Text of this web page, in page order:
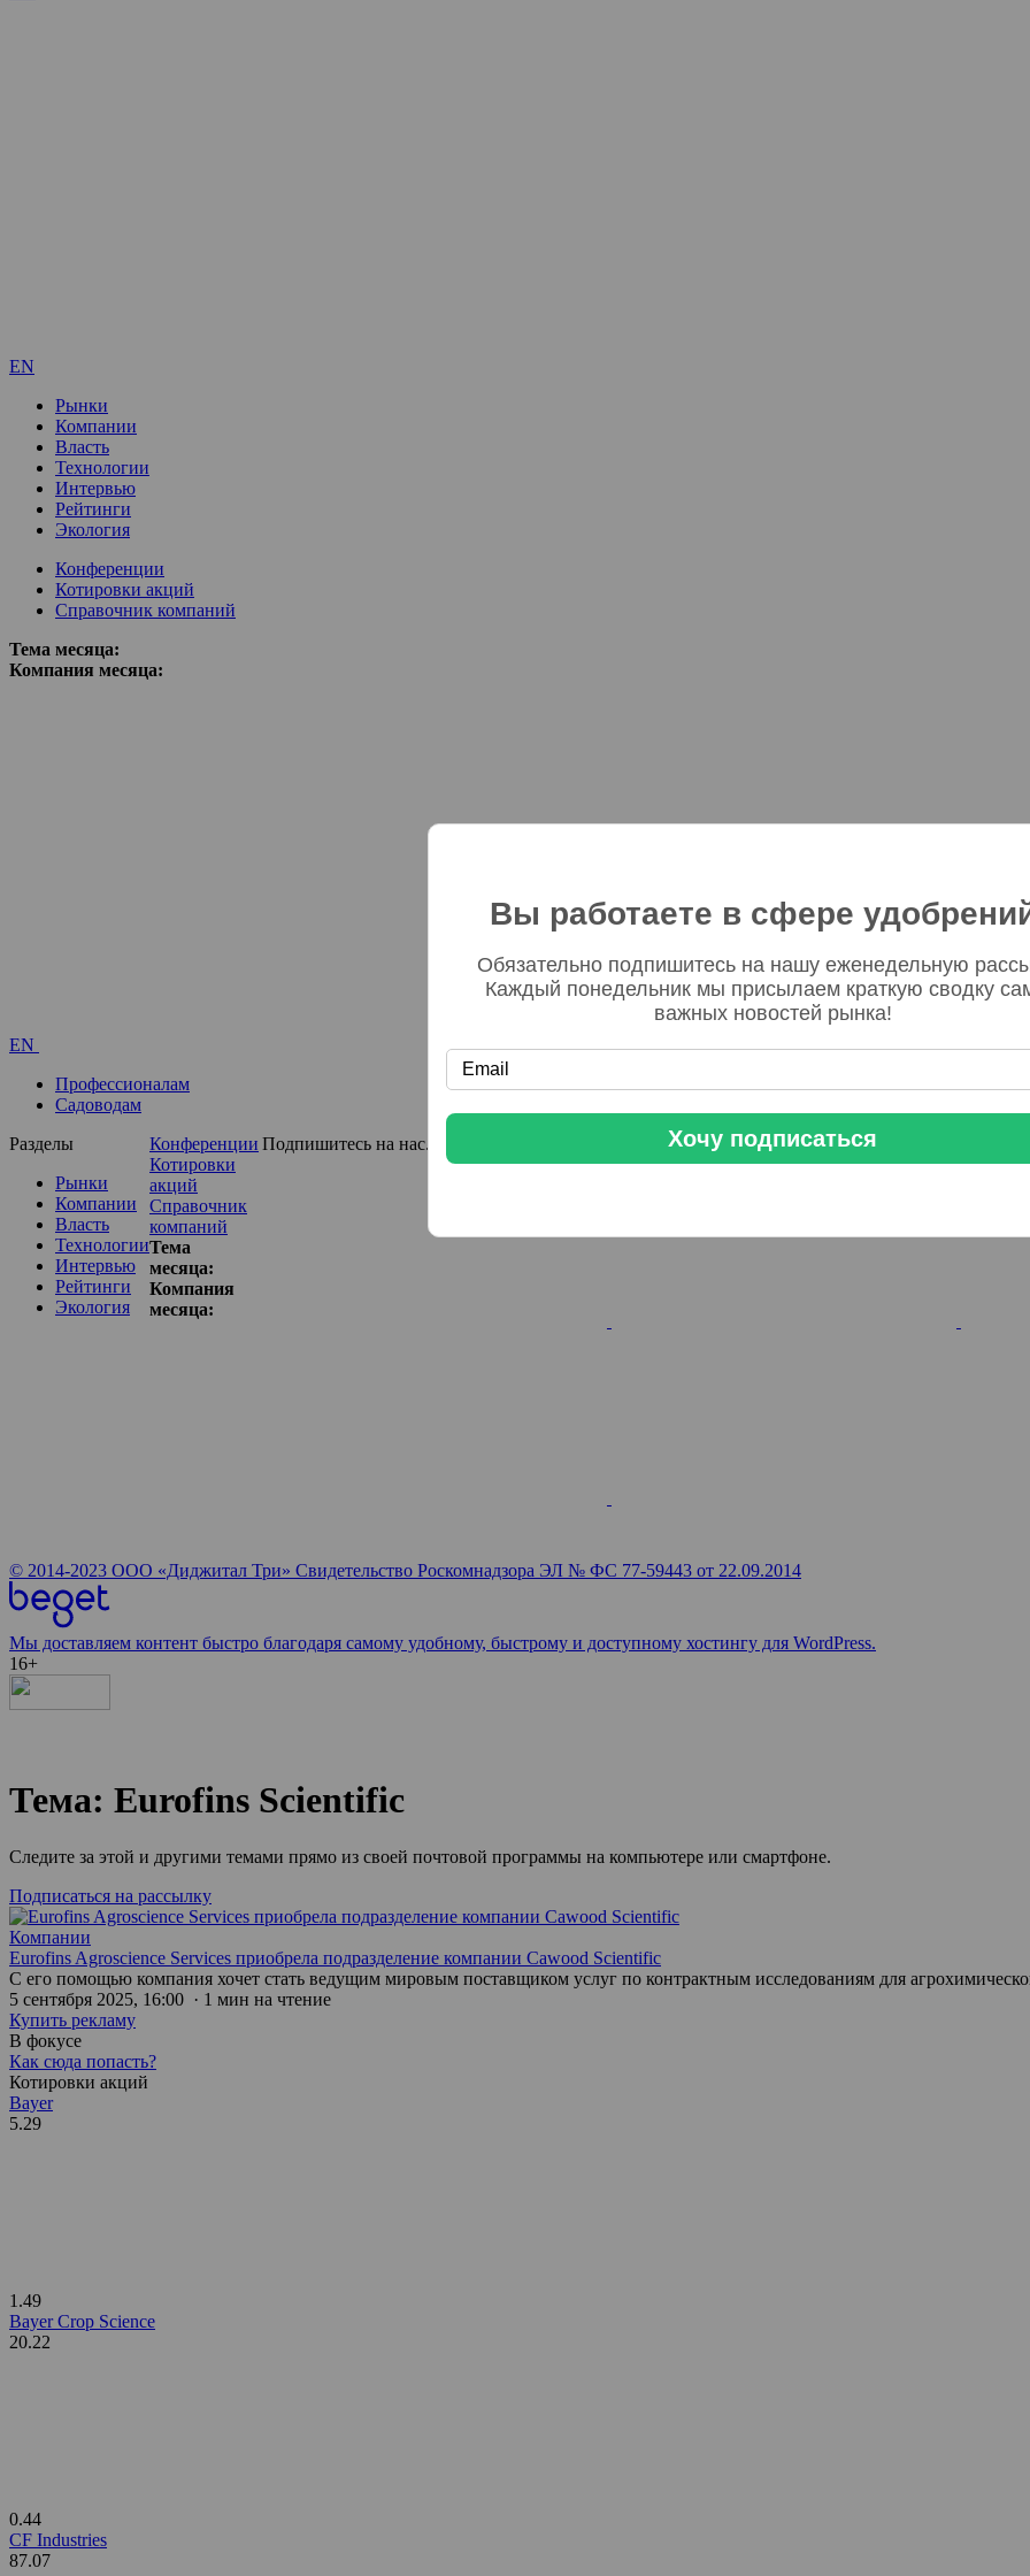
EN
Рынки
Компании
Власть
Технологии
Интервью
Рейтинги
Экология
Конференции
Котировки акций
Справочник компаний
Тема месяца:
Компания месяца:
EN
Профессионалам
Садоводам
Разделы
Рынки
Компании
Власть
Технологии
Интервью
Рейтинги
Экология
Конференции
Котировки
акций
Справочник
компаний
Тема
месяца:
Компания
месяца:
Подпишитесь на нас...
© 2014-2023 ООО «Диджитал Три» Свидетельство Роскомнадзора ЭЛ № ФС 77-59443 от 22.09.2014
Мы доставляем контент быстро благодаря самому удобному, быстрому и доступному хостингу для WordPress.
16+
Тема: Eurofins Scientific
Следите за этой и другими темами прямо из своей почтовой программы на компьютере или смартфоне.
Подписаться на рассылку
Компании
Eurofins Agroscience Services приобрела подразделение компании Cawood Scientific
С его помощью компания хочет стать ведущим мировым поставщиком услуг по контрактным исследованиям для
5 сентября 2025, 16:00 · 1 мин на чтение
Купить рекламу
В фокусе
Как сюда попасть?
Котировки акций
Bayer
5.29
1.49
Bayer Crop Science
20.22
0.44
CF Industries
87.07
Вы работаете в сфере
Обязательно подпишитесь на нашу еженедельную
Каждый понедельник мы присылаем краткую сводку
важных новостей рынка!
Хочу подписаться